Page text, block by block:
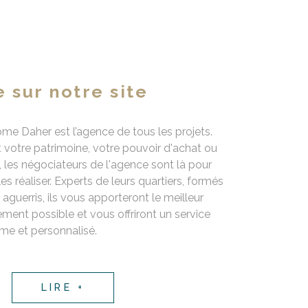
sur notre site
Daher est l’agence de tous les projets.
votre patrimoine, votre pouvoir d'achat ou
négociateurs de l'agence sont là pour
réaliser. Experts de leurs quartiers, formés
ils vous apporteront le meilleur
possible et vous offriront un service
et personnalisé.
LIRE +